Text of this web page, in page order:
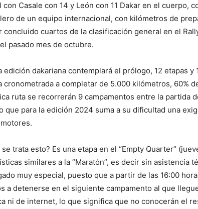
con Casale con 14 y León con 11 Dakar en el cuerpo,
de un equipo internacional, con kilómetros de
concluido cuartos de la clasificación general en el
pasado mes de octubre.
edición dakariana contemplará el prólogo, 12 etapas y
cronometrada a completar de 5.000 kilómetros, 60%
ruta se recorrerán 9 campamentos entre la partida
que para la edición 2024 suma a su dificultad una
trata esto? Es una etapa en el “Empty Quarter”
similares a la “Maratón”, es decir sin asistencia
muy especial, puesto que a partir de las 16:00
a detenerse en el siguiente campamento al que
ni de internet, lo que significa que no conocerán el